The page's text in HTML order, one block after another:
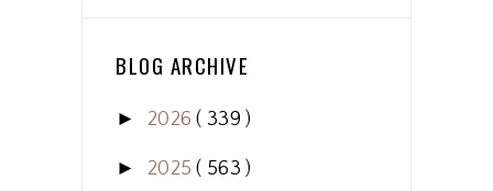
BLOG ARCHIVE
► 2026( 339 )
► 2025( 563 )